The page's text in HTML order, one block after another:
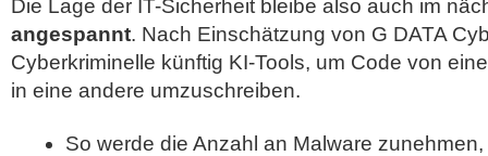
Die Lage der IT-Sicherheit bleibe also auch im
angespannt. Nach Einschätzung von G DATA
Cyberkriminelle künftig KI-Tools, um Code von
in eine andere umzuschreiben.
So werde die Anzahl an Malware zunehmen,